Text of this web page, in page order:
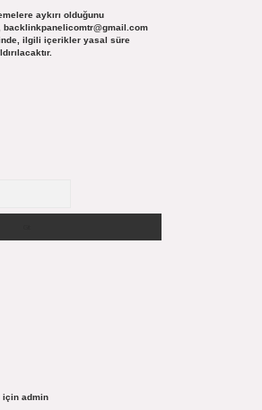
aykırı olduğunu
backlinkpanelicomtr@gmail.com
ilgili içerikler yasal süre
için admin